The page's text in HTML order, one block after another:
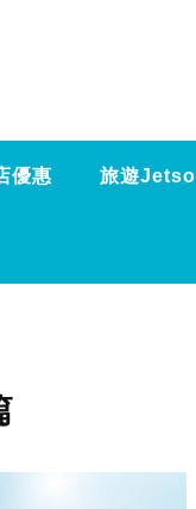
優惠 旅遊Jetso